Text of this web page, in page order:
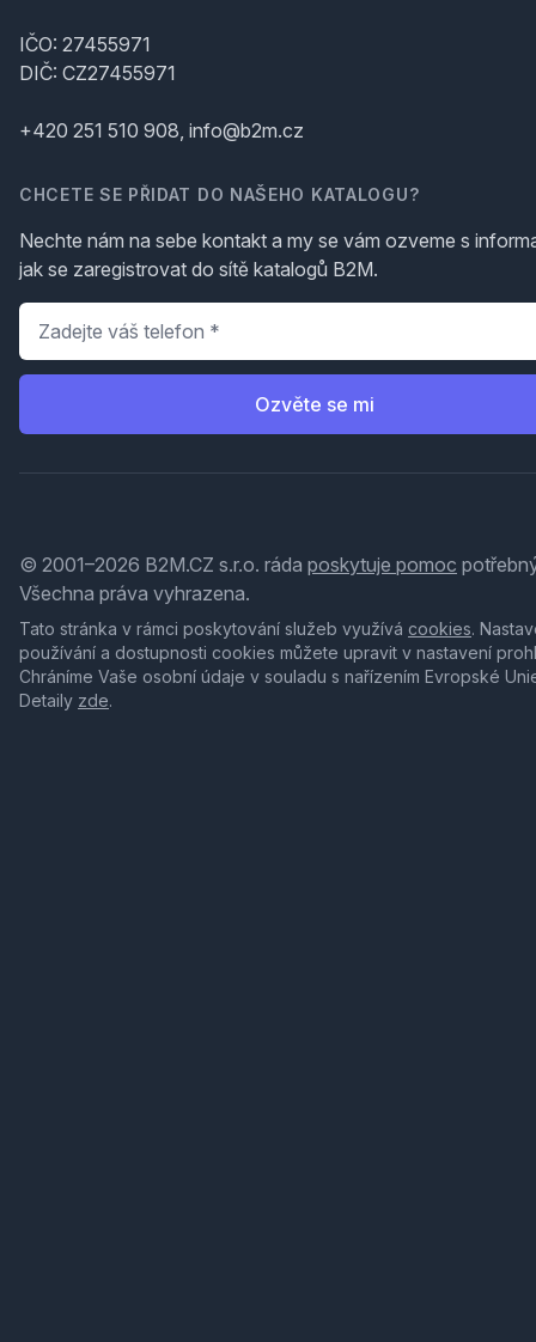
IČO: 27455971
DIČ: CZ27455971
+420 251 510 908, info@b2m.cz
CHCETE SE PŘIDAT DO NAŠEHO KATALOGU?
Nechte nám na sebe kontakt a my se vám ozveme s
jak se zaregistrovat do sítě katalogů B2M.
Telefon
Ozvěte se mi
© 2001–2026 B2M.CZ s.r.o. ráda poskytuje pomoc
Všechna práva vyhrazena.
Tato stránka v rámci poskytování služeb využívá cookies.
používání a dostupnosti cookies můžete upravit v nastavení
Chráníme Vaše osobní údaje v souladu s nařízením Evropské
Detaily zde.